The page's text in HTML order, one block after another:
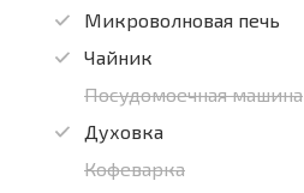
Микроволновая печь
Чайник
Посудомоечная машина
Духовка
Кофеварка